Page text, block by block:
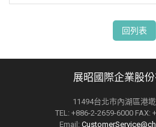
回列表
展昭國際企業股
11494台北市內湖區港
TEL: +886-2-2659-6000 FAX:
Email: